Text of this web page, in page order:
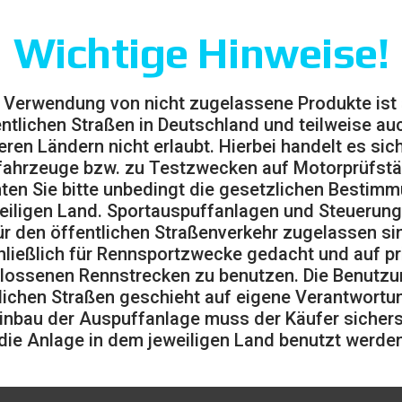
Wichtige Hinweise!
Verwendung von nicht zugelassene Produkte ist
Straßen in Deutschland und teilweise
Ländern nicht erlaubt. Hierbei handelt es
bzw. zu Testzwecken auf
Sie bitte unbedingt die gesetzlichen
Land. Sportauspuffanlagen und
den öffentlichen Straßenverkehr zugelassen
für Rennsportzwecke gedacht und auf
Rennstrecken zu benutzen. Die
Straßen geschieht auf eigene
der Auspuffanlage muss der Käufer
Anlage in dem jeweiligen Land benutzt
SUBARU
Subaru
>
N (nur RECHTE Seite) – Durchmesser 70
nicht zulässig und ausschließlich für den
Rennstrecken zu benutzen).